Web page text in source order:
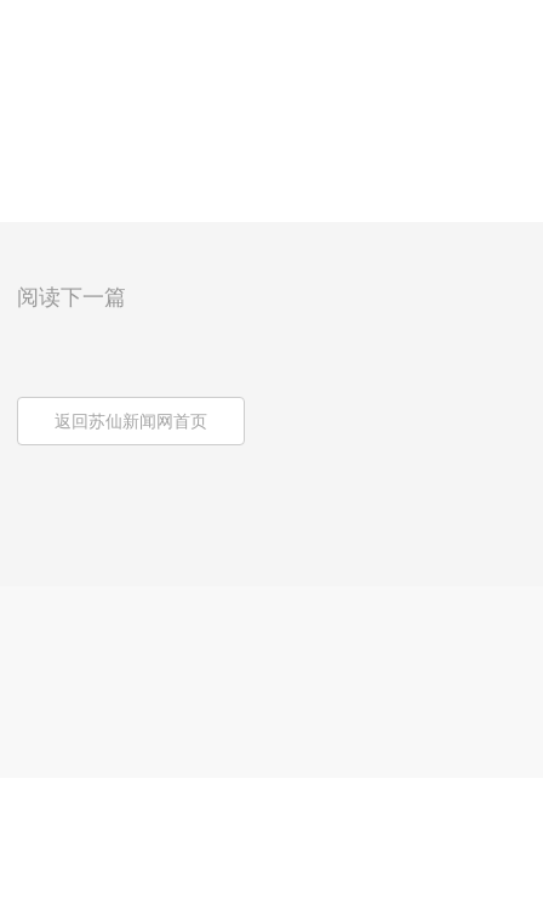
阅读下一篇
返回苏仙新闻网首页